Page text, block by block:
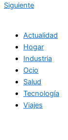
Siguiente
Actualidad
Hogar
Industria
Ocio
Salud
Tecnología
Viajes